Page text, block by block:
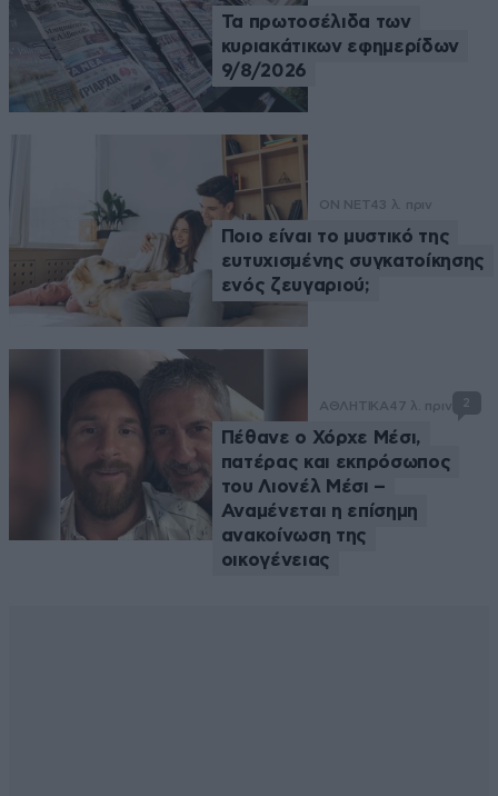
Τα πρωτοσέλιδα των
κυριακάτικων εφημερίδων
9/8/2026
ON NET43 λ. πριν
Ποιο είναι το μυστικό της
ευτυχισμένης συγκατοίκησης
ενός ζευγαριού;
ΑΘΛΗΤΙΚΑ47 λ. πριν 2
Πέθανε ο Χόρχε Μέσι,
πατέρας και εκπρόσωπος
του Λιονέλ Μέσι –
Αναμένεται η επίσημη
ανακοίνωση της
οικογένειας